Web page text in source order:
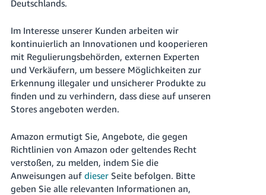
Deutschlands.
Im Interesse unserer Kunden arbeiten wir
kontinuierlich an Innovationen und kooperieren
mit Regulierungsbehörden, externen Experten
und Verkäufern, um bessere Möglichkeiten zur
Erkennung illegaler und unsicherer Produkte zu
finden und zu verhindern, dass diese auf unseren
Stores angeboten werden.
Amazon ermutigt Sie, Angebote, die gegen
Richtlinien von Amazon oder geltendes Recht
verstoßen, zu melden, indem Sie die
Anweisungen auf dieserSeite befolgen. Bitte
geben Sie alle relevanten Informationen an,